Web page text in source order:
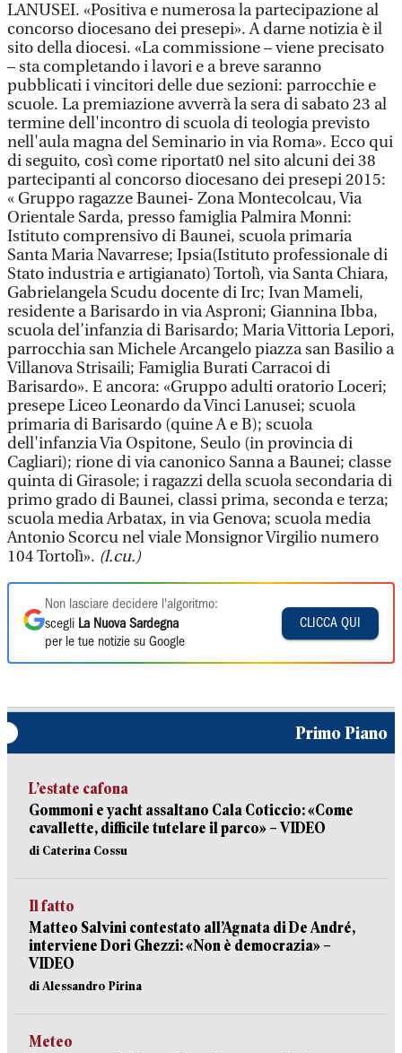
LANUSEI. «Positiva e numerosa la partecipazione al
concorso diocesano dei presepi». A darne notizia è il
sito della diocesi. «La commissione – viene precisato
– sta completando i lavori e a breve saranno
pubblicati i vincitori delle due sezioni: parrocchie e
scuole. La premiazione avverrà la sera di sabato 23 al
termine dell'incontro di scuola di teologia previsto
nell'aula magna del Seminario in via Roma». Ecco qui
di seguito, così come riportat0 nel sito alcuni dei 38
partecipanti al concorso diocesano dei presepi 2015:
« Gruppo ragazze Baunei- Zona Montecolcau, Via
Orientale Sarda, presso famiglia Palmira Monni:
Istituto comprensivo di Baunei, scuola primaria
Santa Maria Navarrese; Ipsia(Istituto professionale di
Stato industria e artigianato) Tortolì, via Santa Chiara,
Gabrielangela Scudu docente di Irc; Ivan Mameli,
residente a Barisardo in via Asproni; Giannina Ibba,
scuola del’infanzia di Barisardo; Maria Vittoria Lepori,
parrocchia san Michele Arcangelo piazza san Basilio a
Villanova Strisaili; Famiglia Burati Carracoi di
Barisardo». E ancora: «Gruppo adulti oratorio Loceri;
presepe Liceo Leonardo da Vinci Lanusei; scuola
primaria di Barisardo (quine A e B); scuola
dell'infanzia Via Ospitone, Seulo (in provincia di
Cagliari); rione di via canonico Sanna a Baunei; classe
quinta di Girasole; i ragazzi della scuola secondaria di
primo grado di Baunei, classi prima, seconda e terza;
scuola media Arbatax, in via Genova; scuola media
Antonio Scorcu nel viale Monsignor Virgilio numero
104 Tortolì». (l.cu.)
Non lasciare decidere l'algoritmo:
scegli La Nuova Sardegna
per le tue notizie su Google
CLICCA QUI
Primo Piano
L’estate cafona
Gommoni e yacht assaltano Cala Coticcio: «Come
cavallette, difficile tutelare il parco» – VIDEO
di Caterina Cossu
Il fatto
Matteo Salvini contestato all’Agnata di De André,
interviene Dori Ghezzi: «Non è democrazia» –
VIDEO
di Alessandro Pirina
Meteo